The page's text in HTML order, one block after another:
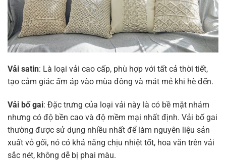
Vải satin: Là loại vải cao cấp, phù hợp với tất cả thời tiết,
tạo cảm giác ấm áp vào mùa đông và mát mẻ khi hè đến.
Vải bố gai: Đặc trưng của loại vải này là có bề mặt nhám
nhưng có độ bền cao và độ mềm mại nhất định. Vải bố gai
thường được sử dụng nhiều nhất để làm nguyên liệu sản
xuất vỏ gối, nó có khả năng chịu nhiệt tốt, hoa văn trên vải
sắc nét, không dễ bị phai màu.